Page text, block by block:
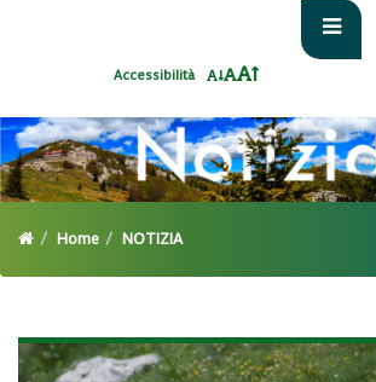
Accessibilità
Home NOTIZIA